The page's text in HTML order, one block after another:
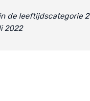
de leeftijdscategorie
2022